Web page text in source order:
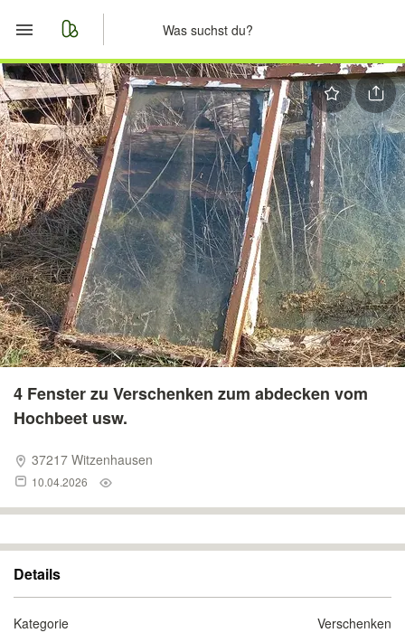
Start
Merkliste
Nachrichten
Anzeige aufgeben
4 Fenster zu Verschenken zum abdecken vom
Hochbeet usw.
37217 Witzenhausen
10.04.2026
Details
Kategorie Verschenken